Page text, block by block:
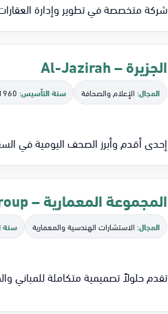
شركة متخصصة في تطوير وإدارة العقارات التجارية والسكنية،
الجزيرة – Al‑Jazirah
المجال:الإعلام والصحافة سنة التأسيس:
إحدى أقدم وأبرز الصحف اليومية في
المجموعة المعمارية – Architectural Group
المجال:الاستشارات الهندسية والمعمارية سنة
تقدم حلولاً تصميمية متكاملة للمباني